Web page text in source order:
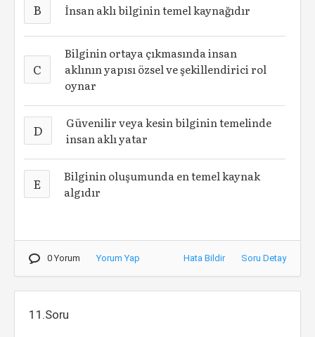
B İnsan aklı bilginin temel kaynağıdır
C
Bilginin ortaya çıkmasında insan
aklının yapısı özsel ve şekillendirici rol
oynar
D
Güvenilir veya kesin bilginin temelinde
insan aklı yatar
E
Bilginin oluşumunda en temel kaynak
algıdır
0 Yorum Yorum Yap Hata Bildir Soru Detay
11.Soru